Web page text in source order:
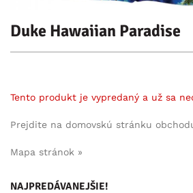
Duke Hawaiian Paradise
Tento produkt je vypredaný a už sa
Prejdite na domovskú stránku
Mapa stránok »
NAJPREDÁVANEJŠIE!